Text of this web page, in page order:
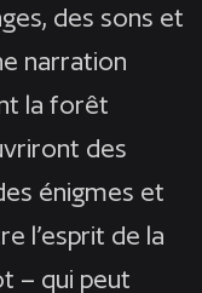
des sons et
narration
la forêt
des
énigmes et
l’esprit de la
– qui peut